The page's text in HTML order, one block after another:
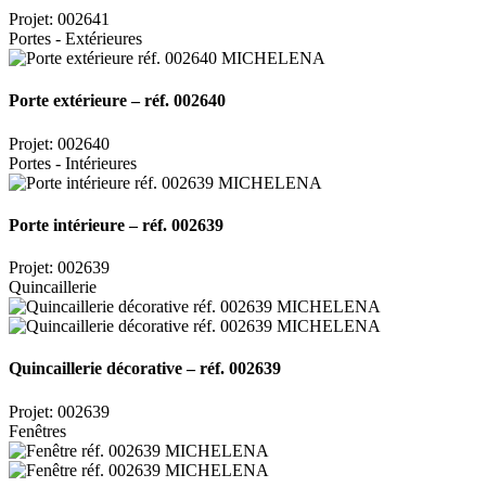
Projet: 002641
Portes - Extérieures
Porte extérieure – réf. 002640
Projet: 002640
Portes - Intérieures
Porte intérieure – réf. 002639
Projet: 002639
Quincaillerie
Quincaillerie décorative – réf. 002639
Projet: 002639
Fenêtres